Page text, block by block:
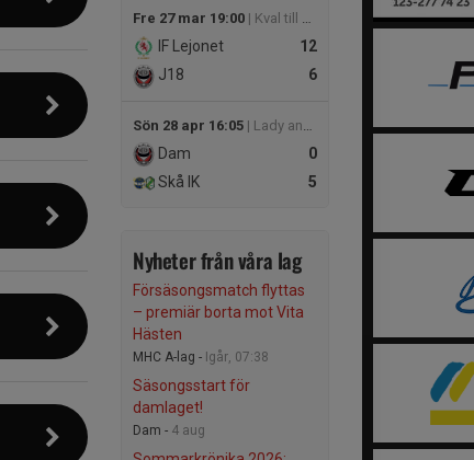
Fre 27 mar 19:00 | Kval till U18 Division 1
12
IF Lejonet
6
J18
Sön 28 apr 16:05 | Lady and Old Knights Cup
0
Dam
5
Skå IK
Nyheter från våra lag
Försäsongsmatch flyttas
– premiär borta mot Vita
Hästen
MHC A-lag - Igår, 07:38
Säsongsstart för
damlaget!
Dam - 4 aug